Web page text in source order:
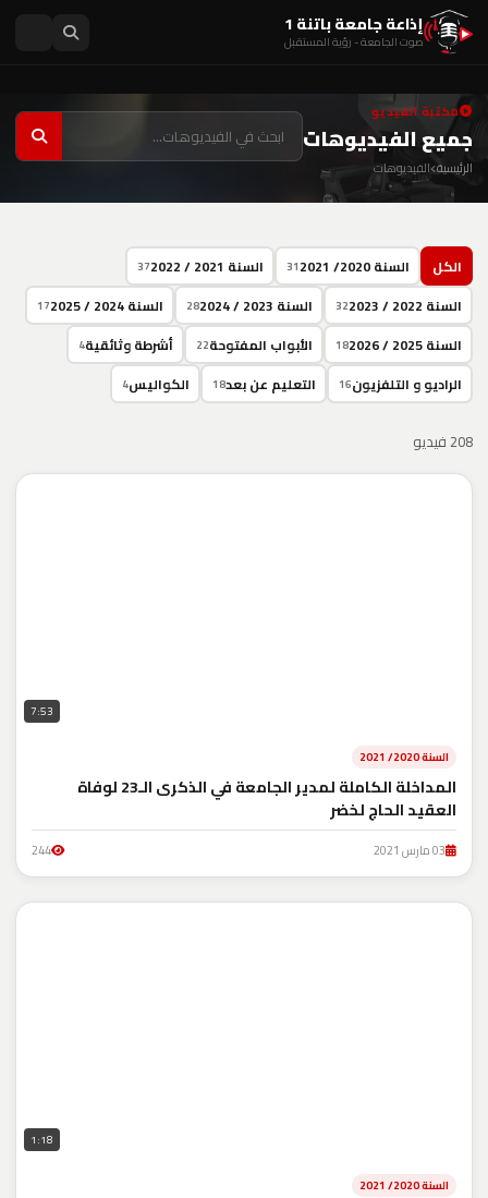
إذاعة جامعة باتنة 1
صوت الجامعة - رؤية المستقبل
مكتبة الفيديو
جميع الفيديوهات
الرئيسية الفيديوهات
الكل السنة 2020/ 2021 31 السنة 2021 / 2022 37
السنة 2022 / 2023 32 السنة 2023 / 2024 28 السنة 2024 / 2025 17
السنة 2025 / 2026 18 الأبواب المفتوحة22 أشرطة وثائقية4
الراديو و التلفزيون16 التعليم عن بعد18 الكواليس4
208 فيديو
7:53
السنة 2020/ 2021
المداخلة الكاملة لمدير الجامعة في الذكرى الـ23 لوفاة
العقيد الحاج لخضر
03 مارس 2021 244
1:18
السنة 2020/ 2021